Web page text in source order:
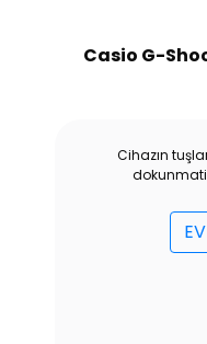
Casio G-
Cihazın